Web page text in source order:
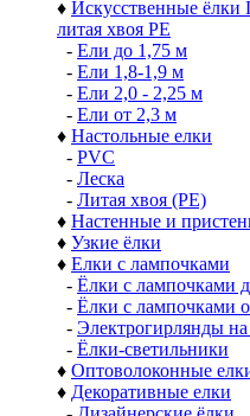
♦ Искусственные
литая хвоя РЕ
- Ели до 1,75 м
- Ели 1,8-1,9 м
- Ели 2,0 - 2,25 м
- Ели от 2,3 м
♦ Настольные елки
- PVC
- Леска
- Литая хвоя (РЕ)
♦ Настенные и
♦ Узкие ёлки
♦ Елки с лампочками
- Ёлки с лампочками
- Ёлки с лампочками
- Электрогирлянды на
- Ёлки-светильники
♦ Оптоволоконные
♦ Декоративные елки